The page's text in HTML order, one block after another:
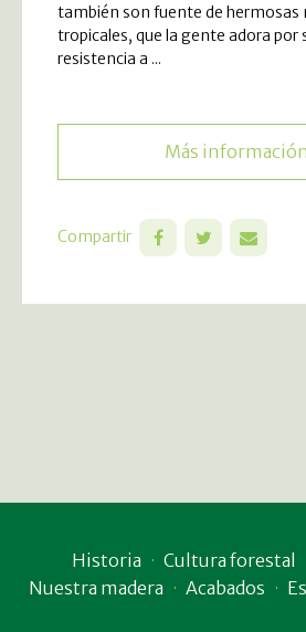
también son fuente de hermosas
tropicales, que la gente adora por
resistencia a ...
Más información
Compartir
Historia Cultura forestal
Nuestra madera
Acabados